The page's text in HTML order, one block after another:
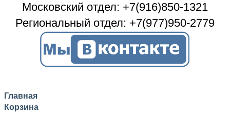
Московский отдел: +7(916)850-1321
Региональный отдел: +7(977)950-2779
Главная
Корзина